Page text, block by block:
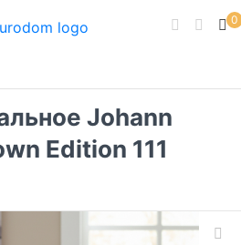
0
Johann
Edition 111